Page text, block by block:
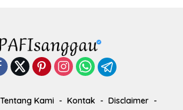
Tentang Kami Kontak
Disclaimer